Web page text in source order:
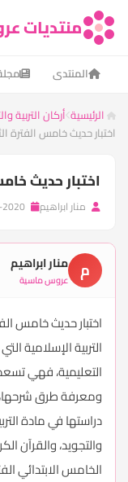
منتديات
المنتدى
الرئيسية أركان التربية
اختبار حديث خامس الفترة
اختبار حديث
منار ابراهيم
م منار ابراهيم
عروس ماسية
اختبار حديث خامس
التربية الإسلامية
التعليمية، فهي
ومعرفة طرق
دراستها في مادة
والتجويد، والقرآن
الخامس الابتدائي الفترة